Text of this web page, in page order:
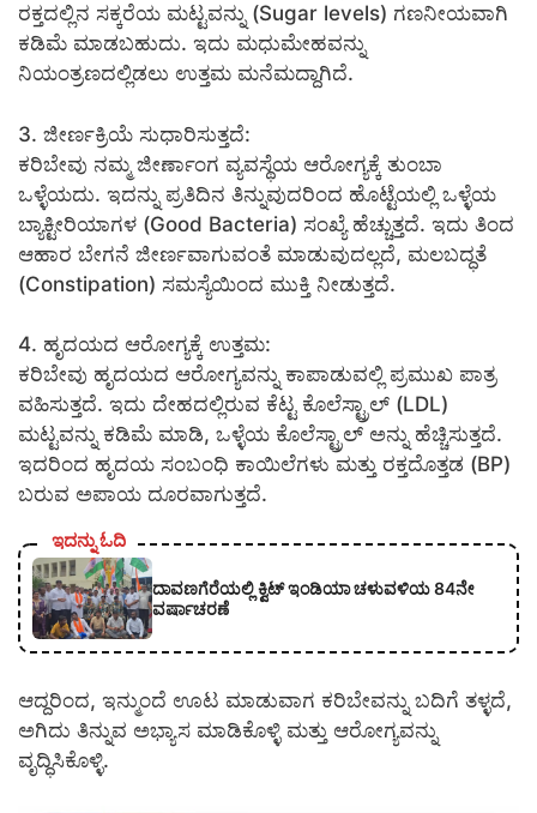
ರಕ್ತದಲ್ಲಿನ ಸಕ್ಕರೆಯ ಮಟ್ಟವನ್ನು (Sugar levels) ಗಣನೀಯವಾಗಿ
ಕಡಿಮೆ ಮಾಡಬಹುದು. ಇದು ಮಧುಮೇಹವನ್ನು
ನಿಯಂತ್ರಣದಲ್ಲಿಡಲು ಉತ್ತಮ ಮನೆಮದ್ದಾಗಿದೆ.
3. ಜೀರ್ಣಕ್ರಿಯೆ ಸುಧಾರಿಸುತ್ತದೆ:
ಕರಿಬೇವು ನಮ್ಮ ಜೀರ್ಣಾಂಗ ವ್ಯವಸ್ಥೆಯ ಆರೋಗ್ಯಕ್ಕೆ ತುಂಬಾ
ಒಳ್ಳೆಯದು. ಇದನ್ನು ಪ್ರತಿದಿನ ತಿನ್ನುವುದರಿಂದ ಹೊಟ್ಟೆಯಲ್ಲಿ ಒಳ್ಳೆಯ
ಬ್ಯಾಕ್ಟೀರಿಯಾಗಳ (Good Bacteria) ಸಂಖ್ಯೆ ಹೆಚ್ಚುತ್ತದೆ. ಇದು ತಿಂದ
ಆಹಾರ ಬೇಗನೆ ಜೀರ್ಣವಾಗುವಂತೆ ಮಾಡುವುದಲ್ಲದೆ, ಮಲಬದ್ಧತೆ
(Constipation) ಸಮಸ್ಯೆಯಿಂದ ಮುಕ್ತಿ ನೀಡುತ್ತದೆ.
4. ಹೃದಯದ ಆರೋಗ್ಯಕ್ಕೆ ಉತ್ತಮ:
ಕರಿಬೇವು ಹೃದಯದ ಆರೋಗ್ಯವನ್ನು ಕಾಪಾಡುವಲ್ಲಿ ಪ್ರಮುಖ ಪಾತ್ರ
ವಹಿಸುತ್ತದೆ. ಇದು ದೇಹದಲ್ಲಿರುವ ಕೆಟ್ಟ ಕೊಲೆಸ್ಟ್ರಾಲ್ (LDL)
ಮಟ್ಟವನ್ನು ಕಡಿಮೆ ಮಾಡಿ, ಒಳ್ಳೆಯ ಕೊಲೆಸ್ಟ್ರಾಲ್ ಅನ್ನು ಹೆಚ್ಚಿಸುತ್ತದೆ.
ಇದರಿಂದ ಹೃದಯ ಸಂಬಂಧಿ ಕಾಯಿಲೆಗಳು ಮತ್ತು ರಕ್ತದೊತ್ತಡ (BP)
ಬರುವ ಅಪಾಯ ದೂರವಾಗುತ್ತದೆ.
ಇದನ್ನು ಓದಿ
ದಾವಣಗೆರೆಯಲ್ಲಿ ಕ್ವಿಟ್ ಇಂಡಿಯಾ ಚಳುವಳಿಯ 84ನೇ
ವರ್ಷಾಚರಣೆ
ಆದ್ದರಿಂದ, ಇನ್ಮುಂದೆ ಊಟ ಮಾಡುವಾಗ ಕರಿಬೇವನ್ನು ಬದಿಗೆ ತಳ್ಳದೆ,
ಅಗಿದು ತಿನ್ನುವ ಅಭ್ಯಾಸ ಮಾಡಿಕೊಳ್ಳಿ ಮತ್ತು ಆರೋಗ್ಯವನ್ನು
ವೃದ್ಧಿಸಿಕೊಳ್ಳಿ.